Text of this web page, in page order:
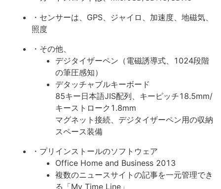
・センサーは、GPS、ジャイロ、加速度、地磁気、
照度
・その他、
デジタイザーペン（電磁誘導式、1024段階
の筆圧感知）
デタッチャブルキーボード
85キー日本語JIS配列、キーピッチ18.5mm/
キーストローク1.8mm
マグネット接続、デジタイザーペン用の収納
スペース装備
・プリインストールのソフトウェア
Office Home and Business 2013
複数のニュースサイトの記事を一元管理でき
る「My Time Line」